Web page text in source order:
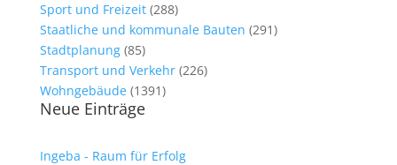
Sport und Freizeit(288)
Staatliche und kommunale Bauten (291)
Stadtplanung(85)
Transport und Verkehr(226)
Wohngebäude(1391)
Neue Einträge
Ingeba - Raum für Erfolg